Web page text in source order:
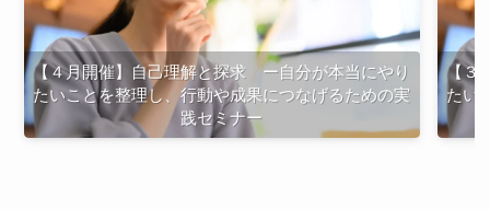
【４月開催】自己理解と探求 ー自分が本当にやり
たいことを整理し、行動や成果につなげるための実
践セミナー
【３
たい